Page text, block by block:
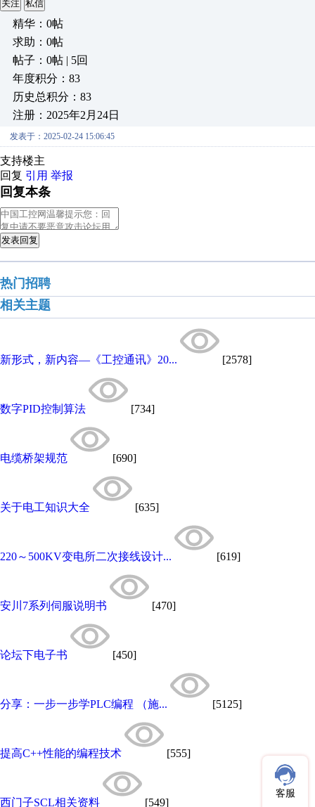
关注 私信
精华：0帖
求助：0帖
帖子：0帖 | 5回
年度积分：83
历史总积分：83
注册：2025年2月24日
发表于：2025-02-24 15:06:45
支持楼主
回复 引用 举报
回复本条
发表回复
热门招聘
相关主题
新形式，新内容—《工控通讯》20... [2578]
数字PID控制算法 [734]
电缆桥架规范 [690]
关于电工知识大全 [635]
220～500KV变电所二次接线设计... [619]
安川7系列伺服说明书 [470]
论坛下电子书 [450]
分享：一步一步学PLC编程 （施... [5125]
提高C++性能的编程技术 [555]
西门子SCL相关资料 [549]
客服